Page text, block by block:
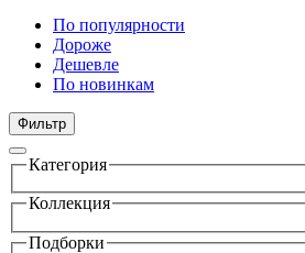
По популярности
Дороже
Дешевле
По новинкам
Фильтр
Категория
Коллекция
Подборки